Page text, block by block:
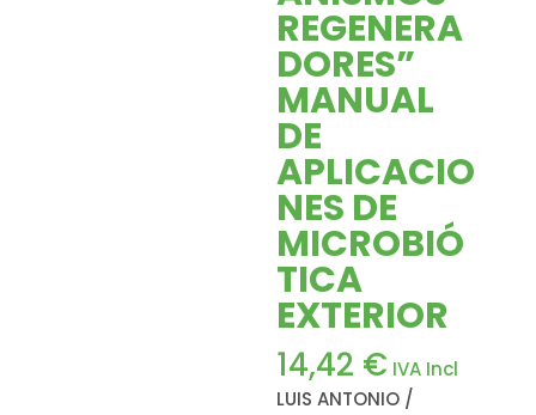
REGENERA
DORES”
MANUAL
DE
APLICACIO
NES DE
MICROBIÓ
TICA
EXTERIOR
14,42 € IVA Incl
LUIS ANTONIO /